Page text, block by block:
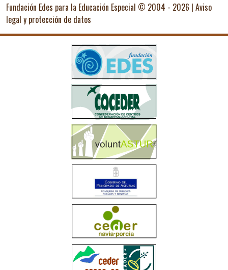
Fundación Edes para la Educación Especial © 2004 - 2026 | Aviso
legal y protección de datos